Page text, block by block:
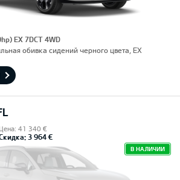
EX 7DCT 4WD
обивка сидений черного цвета, EX
41 340 €
3 964 €
В НАЛИЧИИ